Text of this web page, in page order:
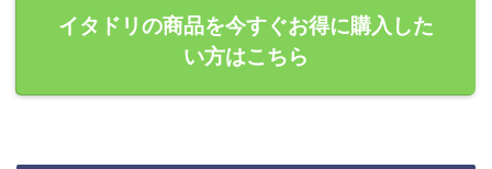
イタドリの商品を今すぐお得に購入した
い方はこちら